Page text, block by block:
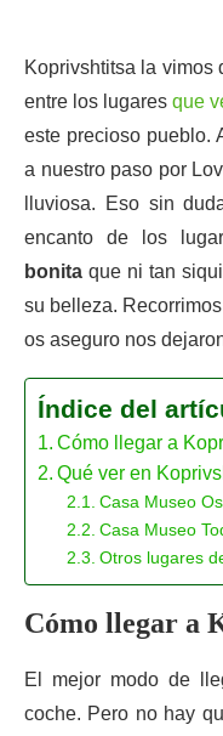
Koprivshtitsa la vimos
entre los lugares que
este precioso pueblo.
a nuestro paso por
lluviosa. Eso sin
encanto de los
bonita que ni tan
su belleza.
os aseguro nos
Índice del
Cómo llegar a
Qué ver en
Casa Museo
Casa Museo
Otros lugares
Cómo llegar a
El mejor modo de
coche. Pero no hay